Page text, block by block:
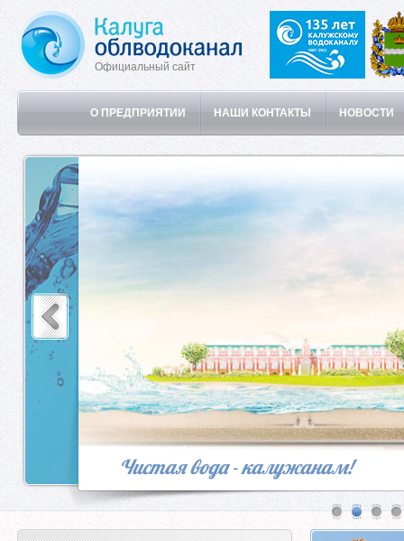
Официальный сайт
О ПРЕДПРИЯТИИ НАШИ КОНТАКТЫ НОВОСТИ
Прокладка промышленного